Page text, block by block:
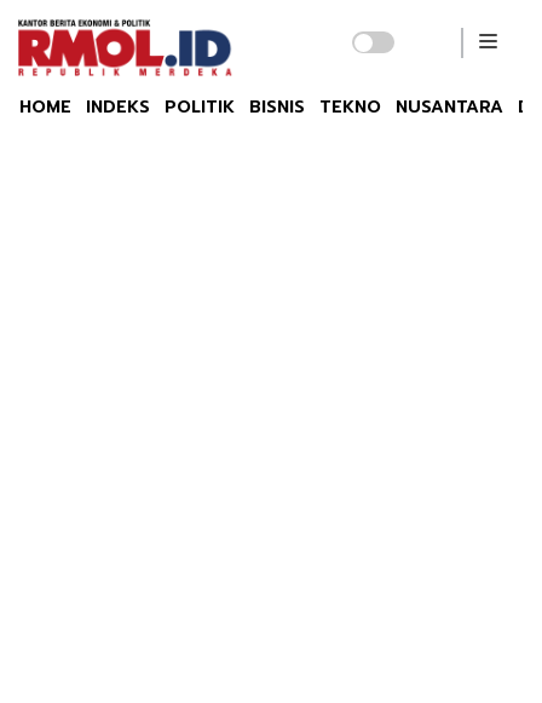
HOME INDEKS POLITIK BISNIS TEKNO NUSANTARA